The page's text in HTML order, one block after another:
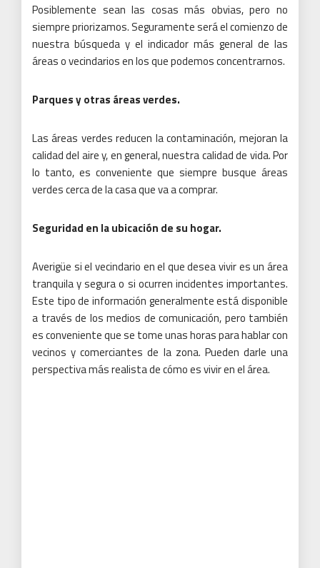
Posiblemente sean las cosas más obvias, pero no
siempre priorizamos. Seguramente será el comienzo de
nuestra búsqueda y el indicador más general de las
áreas o vecindarios en los que podemos concentrarnos.
Parques y otras áreas verdes.
Las áreas verdes reducen la contaminación, mejoran la
calidad del aire y, en general, nuestra calidad de vida.Por
lo tanto, es conveniente que siempre busque áreas
verdes cerca de la casa que va a comprar.
Seguridad en la ubicación de su hogar.
Averigüe si el vecindario en el que desea vivir es un área
tranquila y segura o si ocurren incidentes importantes.
Este tipo de información generalmente está disponible
a través de los medios de comunicación, pero también
es conveniente que se tome unas horas para hablar con
vecinos y comerciantes de la zona. Pueden darle una
perspectiva más realista de cómo es vivir en el área.